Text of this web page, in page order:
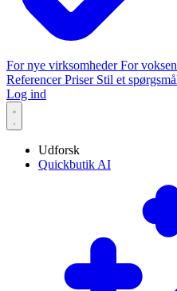
For nye virksomhederFor
ReferencerPriser Stil et
Log ind
Udforsk
Quickbutik AI